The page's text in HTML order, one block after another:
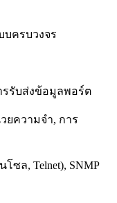
บครบวงจร
รรับส่งข้อมูลพอร์ต
ยความจำ, การ
ซล, Telnet), SNMP